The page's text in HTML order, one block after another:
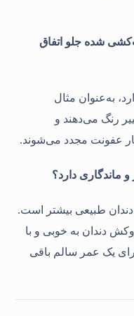
شده جلو اتفاق
به‌عنوان مثال
رنگ می‌دهند و
عفونت مجدد می‌شوند.
طبیعی بیشتر است.
دندان به خوبی و با
برای یک عمر سالم باقی